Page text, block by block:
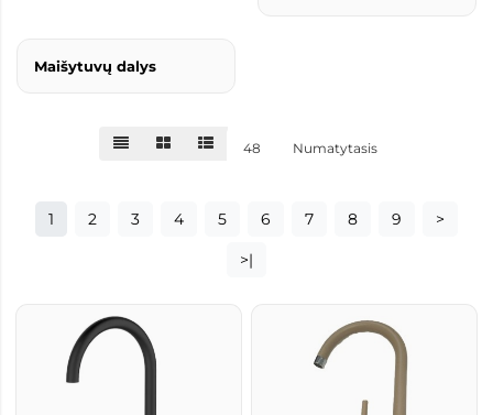
Maišytuvų dalys
48 Numatytasis
1 2 3 4 5 6 7 8 9 >
>|